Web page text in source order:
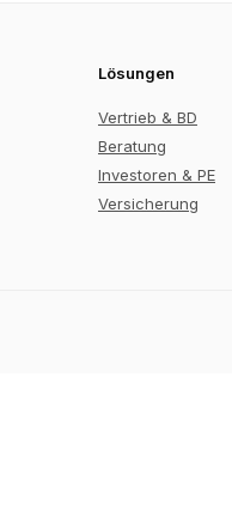
Lösungen
Vertrieb & BD
Beratung
Investoren & PE
Versicherung